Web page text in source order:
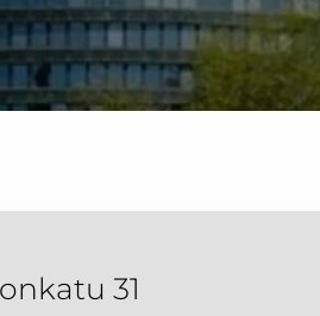
31